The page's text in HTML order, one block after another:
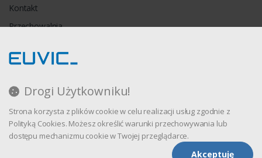
Drogi Użytkowniku!
Strona korzysta z plików cookie w celu realizacji usług zgodnie z
Polityką Cookies. Możesz określić warunki przechowywania lub
dostępu mechanizmu cookie w Twojej przeglądarce.
Akceptuję
Kontakt
Przechowalnia
Regulamin
Polityka prywatności